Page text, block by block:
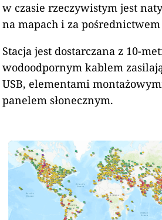
w czasie rzeczywistym jest
na mapach i za
Stacja jest dostarczana z 10-
wodoodpornym kablem
USB, elementami
panelem słonecznym.